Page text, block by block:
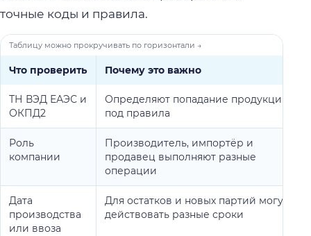
точные коды и правила.
Что проверить Почему это важно
ТН ВЭД ЕАЭС и
ОКПД2
Определяют попадание продукции
под правила
Роль
компании
Производитель, импортёр и
продавец выполняют разные
операции
Дата
производства
или ввоза
Для остатков и новых партий могут
действовать разные сроки